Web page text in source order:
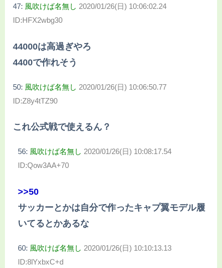
47: 風吹けば名無し 2020/01/26(日) 10:06:02.24
ID:HFX2wbg30
44000は高過ぎやろ
4400で作れそう
50: 風吹けば名無し 2020/01/26(日) 10:06:50.77
ID:Z8y4tTZ90
これ公式戦で使えるん？
56: 風吹けば名無し 2020/01/26(日) 10:08:17.54
ID:Qow3AA+70
>>50
サッカーとかは自分で作ったキャプ翼モデル履
いてるとかあるな
60: 風吹けば名無し 2020/01/26(日) 10:10:13.13
ID:8lYxbxC+d